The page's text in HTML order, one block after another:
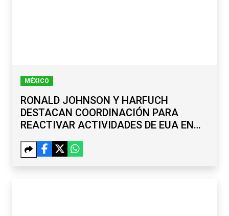
MÉXICO
RONALD JOHNSON Y HARFUCH
DESTACAN COORDINACIÓN PARA
REACTIVAR ACTIVIDADES DE EUA EN